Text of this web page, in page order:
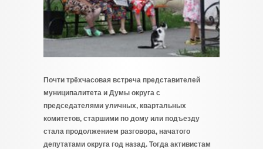
Почти трёхчасовая встреча представителей
муниципалитета и Думы округа с
председателями уличных, квартальных
комитетов, старшими по дому или подъезду
стала продолжением разговора, начатого
депутатами округа год назад. Тогда активистам